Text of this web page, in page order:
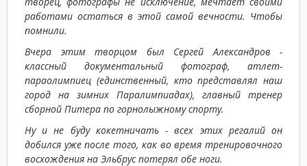
работами остаться в этой самой вечности. Чтобы
помнили.
Вчера этим творцом был Сергей Александров -
классный документальный фотограф, атлет-
параолимпиец (единственный, кто представлял наш
город на зимних Паралимпиадах), главный тренер
сборной Питера по горнолыжному спорту.
Ну и не буду кокетничать - всех этих регалий он
добился уже после того, как во время тренировочного
восхождения на Эльбрус потерял обе ноги.